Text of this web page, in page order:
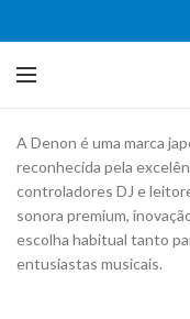
A Denon é uma marca
reconhecida pela
controladores DJ e
sonora premium,
escolha habitual tanto
entusiastas musicais.